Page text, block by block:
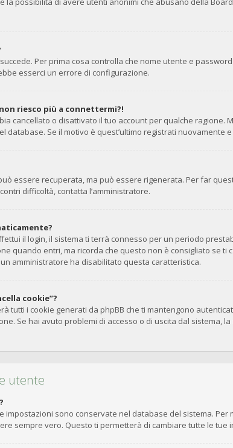
Per prima cosa controlla che nome utente e
esserci un errore di configurazione.
riesco più a connettermi?!
cancellato o disattivato il tuo account per qualche
database. Se il motivo è quest’ultimo registrati nuovamente
essere recuperata, ma può essere rigenerata. Per far
difficoltà, contatta l’amministratore.
il login, il sistema ti terrà connesso per un periodo
quando entri, ma ricorda che questo non è consigliato se
amministratore ha disabilitato questa caratteristica.
cookie”?
tutti i cookie generati da phpBB che ti mantengono
Se hai avuto problemi di accesso o di uscita dal sistema,
utente
impostazioni sono conservate nel database del sistema.
sempre vero. Questo ti permetterà di cambiare tutte le tue